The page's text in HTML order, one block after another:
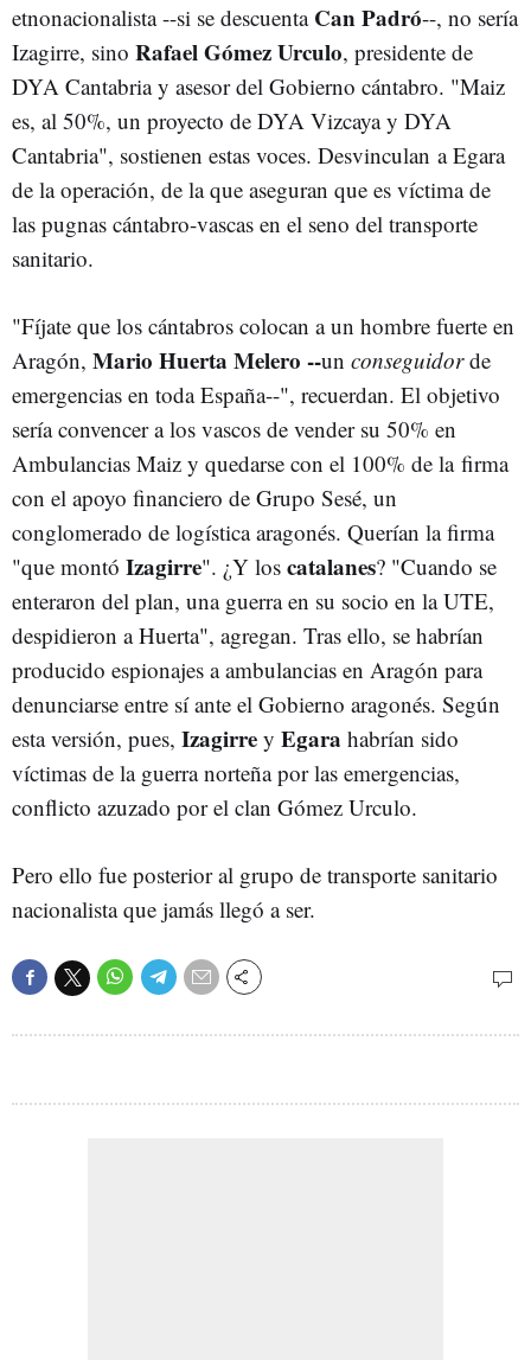
etnonacionalista --si se descuenta Can Padró--, no sería
Izagirre, sino Rafael Gómez Urculo, presidente de
DYA Cantabria y asesor del Gobierno cántabro. "Maiz
es, al 50%, un proyecto de DYA Vizcaya y DYA
Cantabria", sostienen estas voces. Desvinculan a Egara
de la operación, de la que aseguran que es víctima de
las pugnas cántabro-vascas en el seno del transporte
sanitario.
"Fíjate que los cántabros colocan a un hombre fuerte en
Aragón, Mario Huerta Melero --un conseguidorde
emergencias en toda España--", recuerdan. El objetivo
sería convencer a los vascos de vender su 50% en
Ambulancias Maiz y quedarse con el 100% de la firma
con el apoyo financiero de Grupo Sesé, un
conglomerado de logística aragonés. Querían la firma
"que montó Izagirre". ¿Y los catalanes? "Cuando se
enteraron del plan, una guerra en su socio en la UTE,
despidieron a Huerta", agregan. Tras ello, se habrían
producido espionajes a ambulancias en Aragón para
denunciarse entre sí ante el Gobierno aragonés. Según
esta versión, pues, Izagirre y Egara habrían sido
víctimas de la guerra norteña por las emergencias,
conflicto azuzado por el clan Gómez Urculo.
Pero ello fue posterior al grupo de transporte sanitario
nacionalista que jamás llegó a ser.